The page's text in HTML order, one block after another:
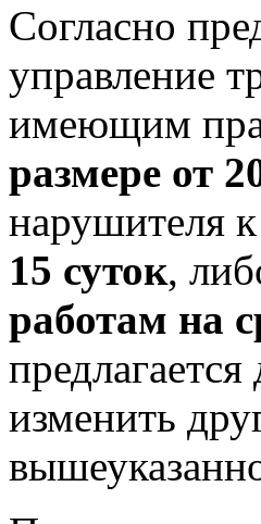
Согласно
управление
имеющим
размере от
нарушителя к
15 суток,
работам на
изменить